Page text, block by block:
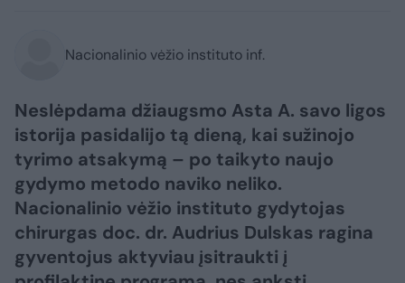
Nacionalinio vėžio instituto inf.
Neslėpdama džiaugsmo Asta A. savo ligos
istorija pasidalijo tą dieną, kai sužinojo
tyrimo atsakymą – po taikyto naujo
gydymo metodo naviko neliko.
Nacionalinio vėžio instituto gydytojas
chirurgas doc. dr. Audrius Dulskas ragina
gyventojus aktyviau įsitraukti į